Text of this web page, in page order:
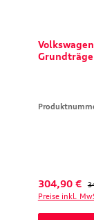
304,90 €
Preise inkl.